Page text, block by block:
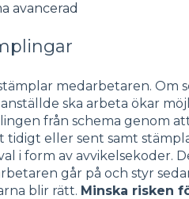
avancerad
medarbetaren. Om
ska arbeta ökar
från schema genom
eller sent samt
i form av avvikelsekoder.
går på och styr
blir rätt. Minska risken